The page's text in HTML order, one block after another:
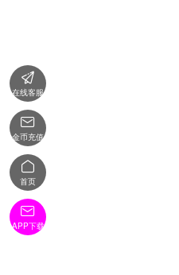

在线客服

金币充值

首页

APP下载